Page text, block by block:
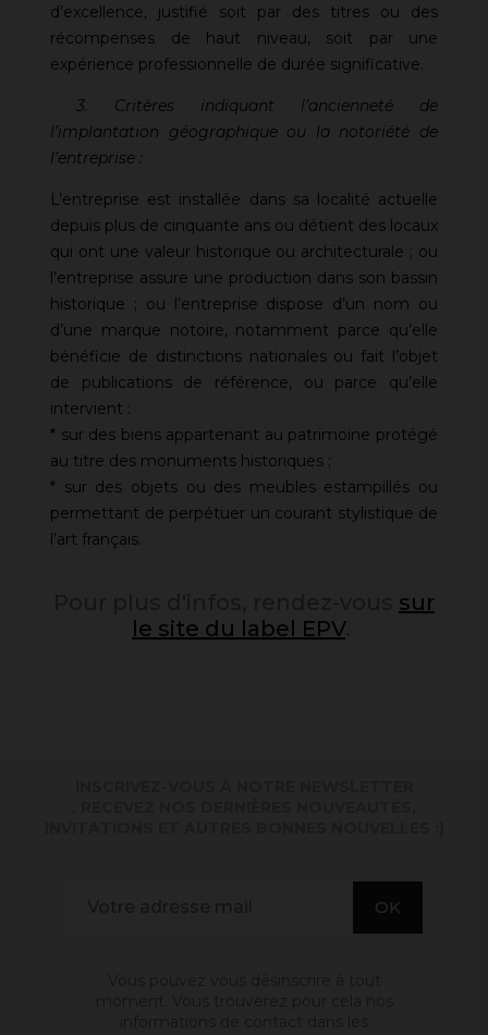
d’excellence, justifié soit par des titres ou des
récompenses de haut niveau, soit par une
expérience professionnelle de durée significative.
3. Critères indiquant l’ancienneté de
l’implantation géographique ou la notoriété de
l’entreprise :
L’entreprise est installée dans sa localité actuelle
depuis plus de cinquante ans ou détient des locaux
qui ont une valeur historique ou architecturale ; ou
l’entreprise assure une production dans son bassin
historique ; ou l’entreprise dispose d’un nom ou
d’une marque notoire, notamment parce qu’elle
bénéficie de distinctions nationales ou fait l’objet
de publications de référence, ou parce qu’elle
intervient :
* sur des biens appartenant au patrimoine protégé
au titre des monuments historiques ;
* sur des objets ou des meubles estampillés ou
permettant de perpétuer un courant stylistique de
l’art français.
sur
le site du label EPV.